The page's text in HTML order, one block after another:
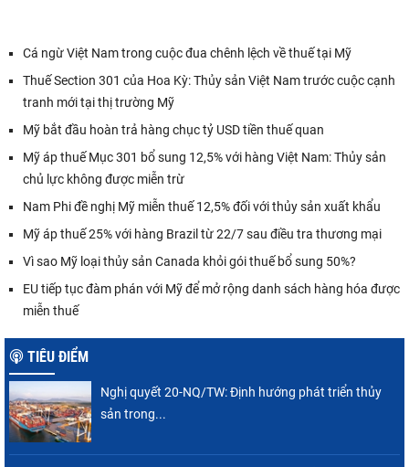
Cá ngừ Việt Nam trong cuộc đua chênh lệch về thuế tại Mỹ
Thuế Section 301 của Hoa Kỳ: Thủy sản Việt Nam trước cuộc cạnh
tranh mới tại thị trường Mỹ
Mỹ bắt đầu hoàn trả hàng chục tỷ USD tiền thuế quan
Mỹ áp thuế Mục 301 bổ sung 12,5% với hàng Việt Nam: Thủy sản
chủ lực không được miễn trừ
Nam Phi đề nghị Mỹ miễn thuế 12,5% đối với thủy sản xuất khẩu
Mỹ áp thuế 25% với hàng Brazil từ 22/7 sau điều tra thương mại
Vì sao Mỹ loại thủy sản Canada khỏi gói thuế bổ sung 50%?
EU tiếp tục đàm phán với Mỹ để mở rộng danh sách hàng hóa được
miễn thuế
TIÊU ĐIỂM
Nghị quyết 20-NQ/TW: Định hướng phát triển thủy
sản trong...